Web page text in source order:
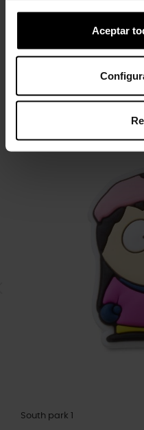
Aceptar
4,99 € 3,99 €
3 otros productos
categoría:
South park 1